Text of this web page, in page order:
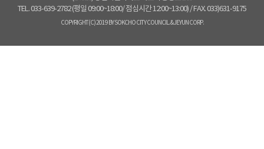
TEL. 033-639-2782 (평일 09:00~18:00/ 점심시간 12:00~13:00) / FAX. 033)631-9175
COPYRIGHT(C) 2019 BY SOKCHO CITY COUNCIL. & JEYUN CORP.